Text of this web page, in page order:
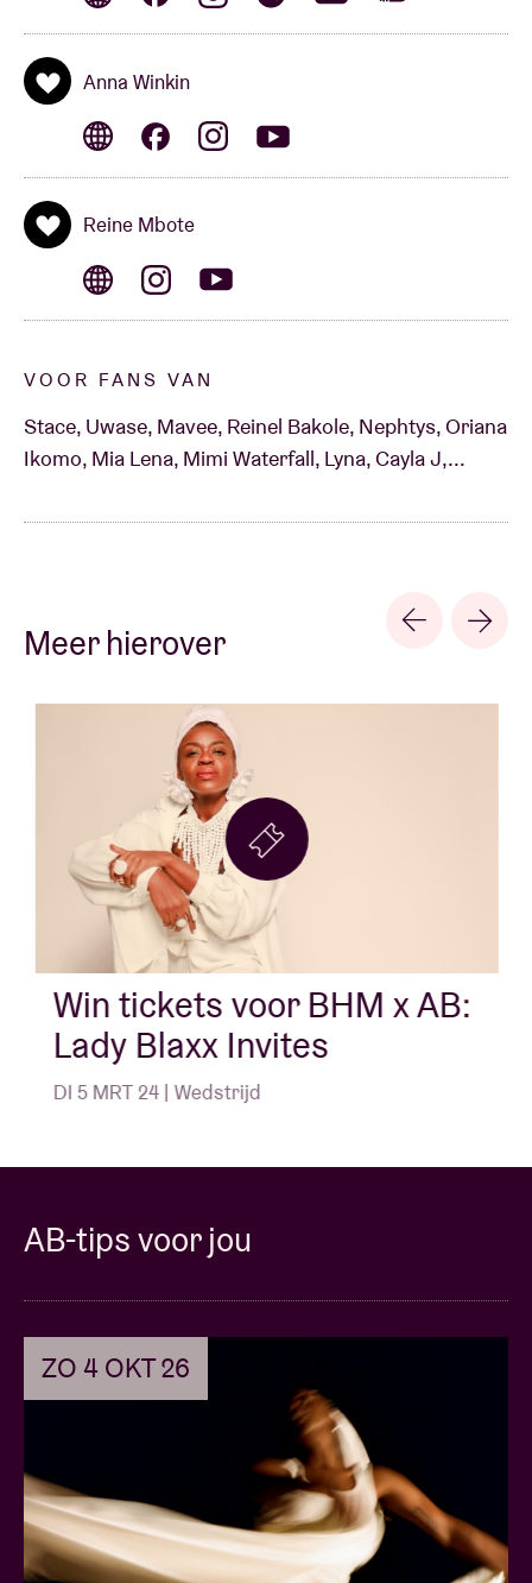
Dit evenement maakt deel uit van
Black History Month Belgium an AB slaan alweer de
in teken van ‘Een Nieuw Begin: Wederopstanding
Vieren’. We zetten in de maand maart een nieuw
programma neer, met nieuwe samenwerkingen,
opkomend talent en artiesten die klaar staan met
nieuwe muziek. Meer info over Black History Month
Anna Winkin
Reine Mbote
VOOR FANS VAN
Stace, Uwase, Mavee, Reinel Bakole, Nephtys, Oriana
Ikomo, Mia Lena, Mimi Waterfall, Lyna, Cayla J,...
Meer hierover
Win tickets voor BHM x AB:
Lady Blaxx Invites
DI 5 MRT 24 | Wedstrijd
AB-tips voor jou
ZO 4 OKT 26